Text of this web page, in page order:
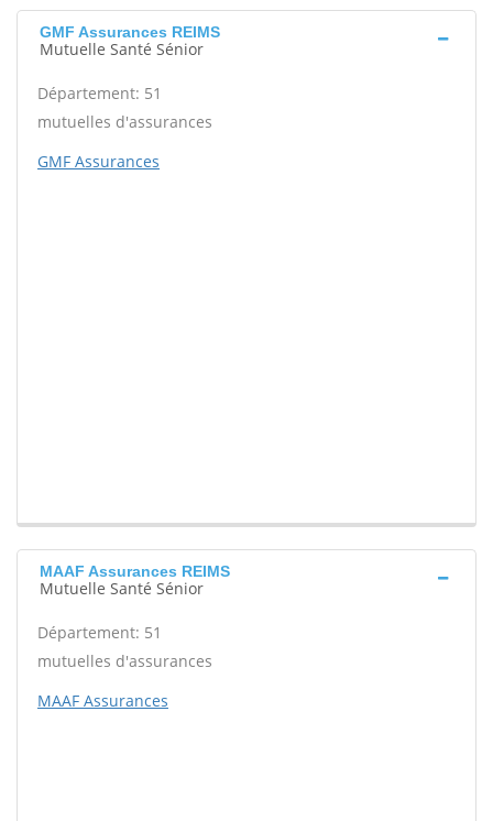
GMF Assurances REIMS
Mutuelle Santé Sénior
Département: 51
mutuelles d'assurances
GMF Assurances
MAAF Assurances REIMS
Mutuelle Santé Sénior
Département: 51
mutuelles d'assurances
MAAF Assurances